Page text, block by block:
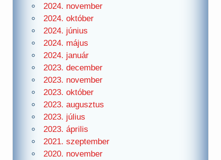
2024. november
2024. október
2024. június
2024. május
2024. január
2023. december
2023. november
2023. október
2023. augusztus
2023. július
2023. április
2021. szeptember
2020. november